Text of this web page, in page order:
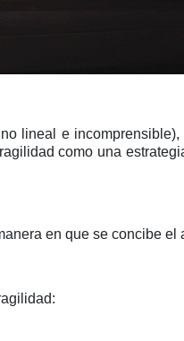
lineal e incomprensible),
como una
en que se concibe el